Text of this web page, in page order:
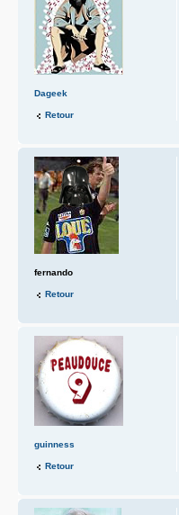
Dageek
Retour
fernando
Retour
guinness
Retour